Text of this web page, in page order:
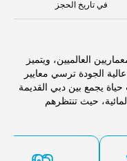
في تاريخ الحجز
العالميين، ويتميز
الجودة ترسي معايير
يجمع بين دبي القديمة
حيث تنتظرهم
المطاعم وتجارب